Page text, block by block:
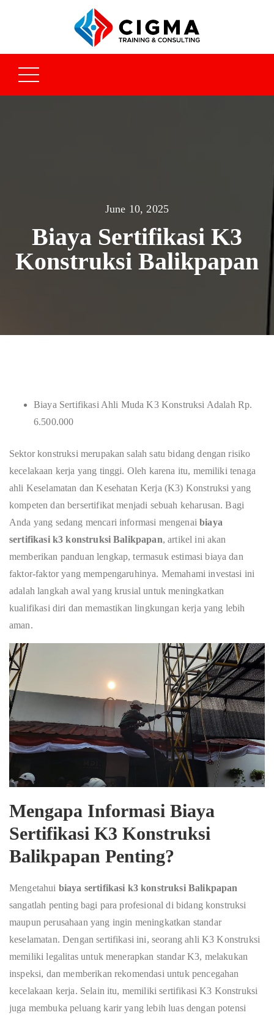
June 10, 2025
Biaya Sertifikasi K3
Konstruksi Balikpapan
Biaya Sertifikasi Ahli Muda K3 Konstruksi Adalah Rp.
6.500.000
Sektor konstruksi merupakan salah satu bidang dengan risiko
kecelakaan kerja yang tinggi. Oleh karena itu, memiliki tenaga
ahli Keselamatan dan Kesehatan Kerja (K3) Konstruksi yang
kompeten dan bersertifikat menjadi sebuah keharusan. Bagi
Anda yang sedang mencari informasi mengenaibiaya
sertifikasi k3 konstruksi Balikpapan, artikel ini akan
memberikan panduan lengkap, termasuk estimasi biaya dan
faktor-faktor yang mempengaruhinya. Memahami investasi ini
adalah langkah awal yang krusial untuk meningkatkan
kualifikasi diri dan memastikan lingkungan kerja yang lebih
aman.
Mengapa Informasi Biaya
Sertifikasi K3 Konstruksi
Balikpapan Penting?
Mengetahui biaya sertifikasi k3 konstruksi Balikpapan
sangatlah penting bagi para profesional di bidang konstruksi
maupun perusahaan yang ingin meningkatkan standar
keselamatan. Dengan sertifikasi ini, seorang ahli K3 Konstruksi
memiliki legalitas untuk menerapkan standar K3, melakukan
inspeksi, dan memberikan rekomendasi untuk pencegahan
kecelakaan kerja. Selain itu, memiliki sertifikasi K3 Konstruksi
juga membuka peluang karir yang lebih luas dengan potensi